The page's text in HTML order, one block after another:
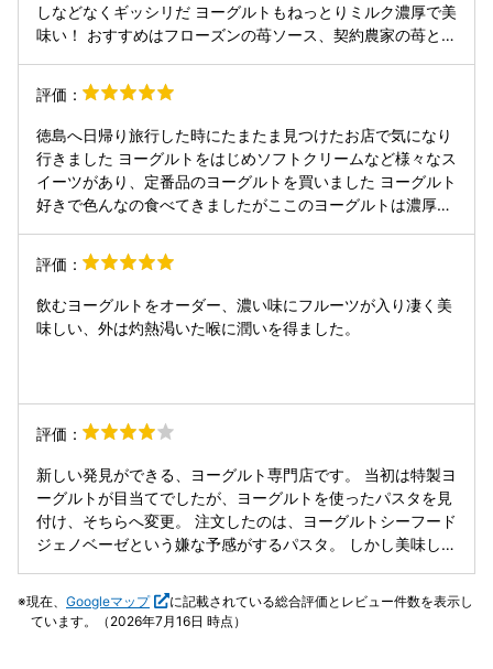
しなどなくギッシリだ ヨーグルトもねっとりミルク濃厚で美
味い！ おすすめはフローズンの苺ソース、契約農家の苺と県
てんのかやってないのか見た目的にはふんわりしてるとこか
（開店日はネットとかに書いてる通りです） もっと流行れば
ガッツリオープン感出せるんだろうけどね〜
評価：
徳島へ日帰り旅行した時にたまたま見つけたお店で気になり
行きました ヨーグルトをはじめソフトクリームなど様々なス
イーツがあり、定番品のヨーグルトを買いました ヨーグルト
好きで色んなの食べてきましたがここのヨーグルトは濃厚だ
ない新触覚の物でした 弾力性あり普通のとは違ってあまりに
も衝撃すぎましたがヨーグルト好きならおすすめで絶対食べ
て欲しいです
評価：
飲むヨーグルトをオーダー、濃い味にフルーツが入り凄く美
味しい、外は灼熱渇いた喉に潤いを得ました。
評価：
新しい発見ができる、ヨーグルト専門店です。 当初は特製ヨ
ーグルトが目当てでしたが、ヨーグルトを使ったパスタを見
付け、そちらへ変更。 注文したのは、ヨーグルトシーフード
ジェノベーゼという嫌な予感がするパスタ。 しかし美味し
ーグルトの酸味が混じった不思議な味です…でもイケます。
クセになる味で手が止まらず、あっという間に完食。 ヨーグ
現在、 Googleマップ
に記載されている総合評価とレビュー件数を表示し
ています。（2026年7月16日 時点）